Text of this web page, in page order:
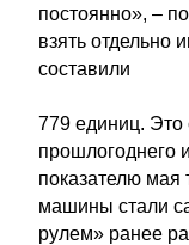
постоянно», –
взять отдельно
составили
779 единиц. Это
прошлогоднего
показателю мая
машины стали
рулем» ранее